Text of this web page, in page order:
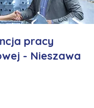
pracy
- Nieszawa